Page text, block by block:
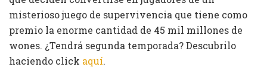
misterioso juego de supervivencia que tiene como
premio la enorme cantidad de 45 mil millones de
wones. ¿Tendrá segunda temporada? Descubrilo
haciendo click aquí.